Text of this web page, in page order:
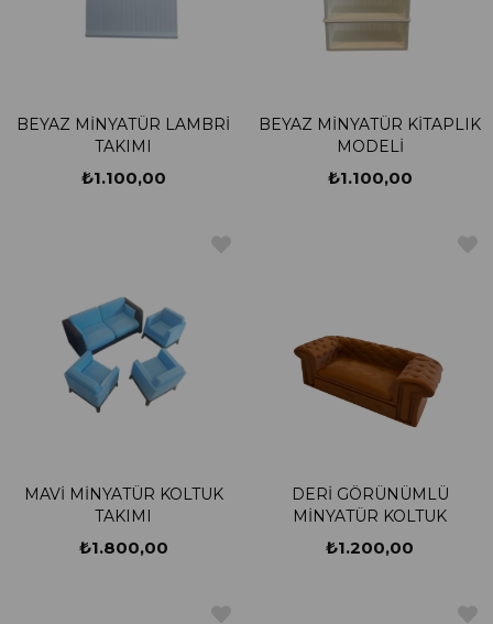
BEYAZ MİNYATÜR LAMBRİ
TAKIMI
₺1.100,00
BEYAZ MİNYATÜR KİTAPLIK
MODELİ
₺1.100,00
MAVİ MİNYATÜR KOLTUK
TAKIMI
₺1.800,00
DERİ GÖRÜNÜMLÜ
MİNYATÜR KOLTUK
₺1.200,00